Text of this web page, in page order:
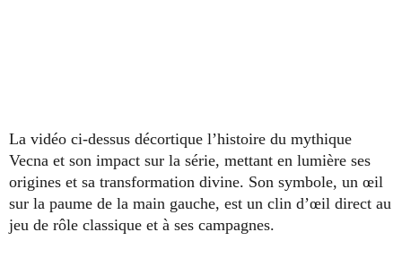
La vidéo ci-dessus décortique l’histoire du mythique
Vecna et son impact sur la série, mettant en lumière ses
origines et sa transformation divine. Son symbole, un œil
sur la paume de la main gauche, est un clin d’œil direct au
jeu de rôle classique et à ses campagnes.